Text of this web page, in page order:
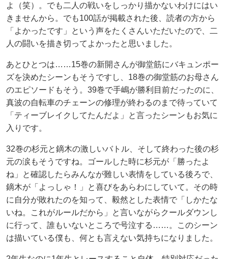
よ（笑）。でも二人の戦いをしっかり描かないわけにはい
きませんから。でも100話が掲載された後、読者の方から
「よかったです」という声をたくさんいただいたので、二
人の闘いを描き切ってよかったと思いました。
あとひとつは……15巻の新開さんが御堂筋にバキュンポー
ズを決めたシーンもそうですし、18巻の御堂筋のお母さん
のエピソードもそう。39巻で手嶋が勝利目前だったのに、
真波の自転車のチェーンの修理が終わるのまで待っていて
「ティーブレイクしてたんだよ」と言ったシーンもお気に
入りです。
32巻の杉元と鏑木の激しいバトル、そして終わった後の杉
元の涙もそうですね。ゴールした時に杉元が「勝ったよ
ね」と確認したらみんなが難しい表情をしている後ろで、
鏑木が「よっしゃ！」と喜びをあらわにしていて。その時
に自分が敗れたのを知って、毅然とした表情で「しかたな
いね。これがルールだから」と言いながらクールダウンし
に行って、誰もいないところで号泣する……。このシーン
は描いている僕も、何とも言えない気持ちになりました。